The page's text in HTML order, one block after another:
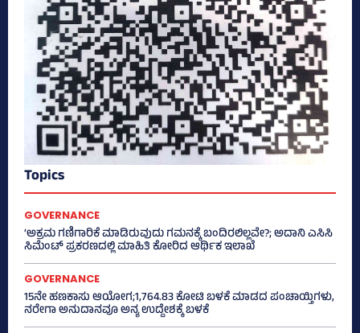
Topics
GOVERNANCE
‘ಅಕ್ರಮ ಗಣಿಗಾರಿಕೆ ಮಾಡಿರುವುದು ಗಮನಕ್ಕೆ ಬಂದಿರಲಿಲ್ಲವೇ?; ಅದಾನಿ ಎಸಿಸಿ
ಸಿಮೆಂಟ್ ಪ್ರಕರಣದಲ್ಲಿ ಮಾಹಿತಿ ಕೋರಿದ ಆರ್ಥಿಕ ಇಲಾಖೆ
GOVERNANCE
15ನೇ ಹಣಕಾಸು ಆಯೋಗ;1,764.83 ಕೋಟಿ ಬಳಕೆ ಮಾಡದ ಪಂಚಾಯ್ತಿಗಳು,
ನರೇಗಾ ಅನುದಾನವೂ ಅನ್ಯ ಉದ್ದೇಶಕ್ಕೆ ಬಳಕೆ